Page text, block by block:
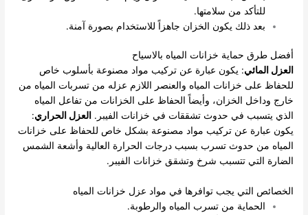
للتأكد من سلامتها.
بعد ذلك يكون الخزان جاهزاً للاستخدام بصورة آمنة.
أفضل طرق حماية خزانات المياه بالاسياح
العزل المائي: يكون عبارة عن تركيب مواد مصنوعة بأسلوب خاص
للحفاظ على خزانات المياه والعنصر اللازم عزله من تسربات المياه من
خارج وداخل الخزان، وأيضاً الحفاظ على الخزانات من تفاعل المياه
الذي يتسبب في حدوث تشققات في خزانات الفيبر. العزل الحراري:
يكون عبارة عن تركيب مواد مصنوعة بشكل خاص للحفاظ على خزانات
المياه من حدوث تسرب بسبب درجات الحرارة العالية وأشعة الشمس
الضارة التي تتسبب شرخ وتشقق خزانات الفيبر.
الخصائص التي يجب توافرها في مواد عزل خزانات المياه
الحماية من تسرب المياه والرطوبة.